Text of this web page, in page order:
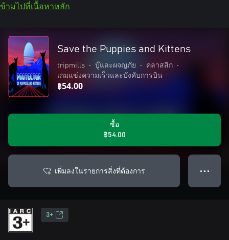
ข้ามไปที่เนื้อหาหลัก
Save the Puppies and Kittens
tripmills • บู๊และผจญภัย • คลาสสิก
•
เกมแข่งความเร็วและบังคับการบิน
฿54.00
ซื้อ
฿54.00
เพิ่มลงในรายการสิ่งที่ต้องการ ● ● ●
3+